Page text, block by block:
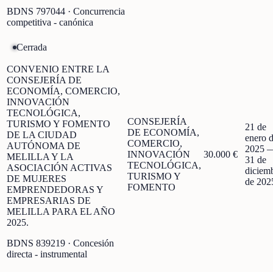
BDNS 797044 · Concurrencia
competitiva - canónica
Cerrada
CONVENIO ENTRE LA
CONSEJERÍA DE
ECONOMÍA, COMERCIO,
INNOVACIÓN
TECNOLÓGICA,
TURISMO Y FOMENTO
DE LA CIUDAD
AUTÓNOMA DE
MELILLA Y LA
ASOCIACIÓN ACTIVAS
DE MUJERES
EMPRENDEDORAS Y
EMPRESARIAS DE
MELILLA PARA EL AÑO
2025.
BDNS 839219 · Concesión
directa - instrumental
CONSEJERÍA
DE ECONOMÍA,
COMERCIO,
INNOVACIÓN
TECNOLÓGICA,
TURISMO Y
FOMENTO
30.000 €
21 de
enero
2025
31 de
de